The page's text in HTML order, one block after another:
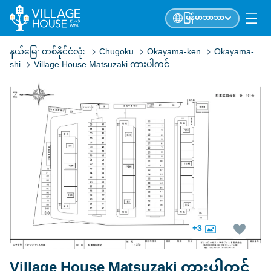
မြန်မာဘာသာ
နယ်မြေ:တစ်နိုင်ငံလုံး Chugoku Okayama-ken Okayama-
shi Village House Matsuzaki ကားပါကင်
+3